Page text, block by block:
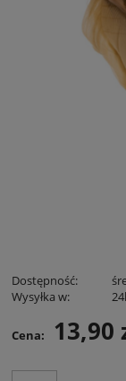
Dostępność:
Wysyłka w:
Cena: 13,90